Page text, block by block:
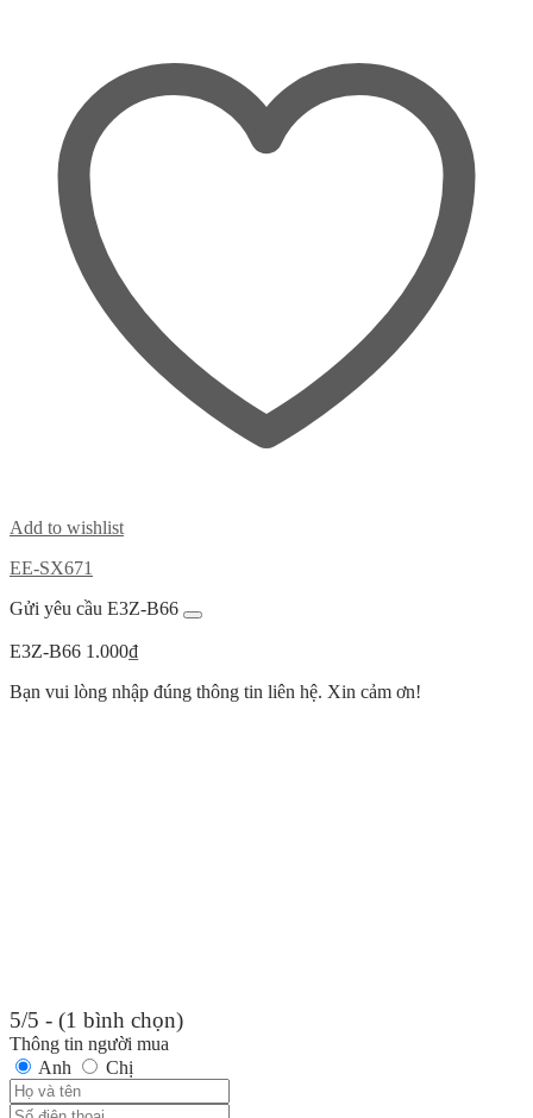
Add to wishlist
EE-SX671
Gửi yêu cầu E3Z-B66
E3Z-B66 1.000₫
Bạn vui lòng nhập đúng thông tin liên hệ. Xin cảm ơn!
5/5 - (1 bình chọn)
Thông tin người mua
Anh
Chị